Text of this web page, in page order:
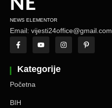
NEWS ELEMENTOR
Email: vijesti24office@gmail.com
Kategorije
Početna
BIH